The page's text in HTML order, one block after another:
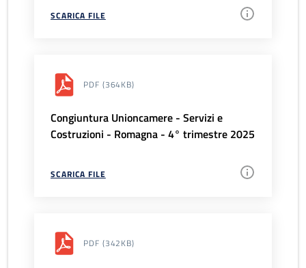
SCARICA FILE
PDF (364KB)
Congiuntura Unioncamere - Servizi e
Costruzioni - Romagna - 4° trimestre 2025
SCARICA FILE
PDF (342KB)